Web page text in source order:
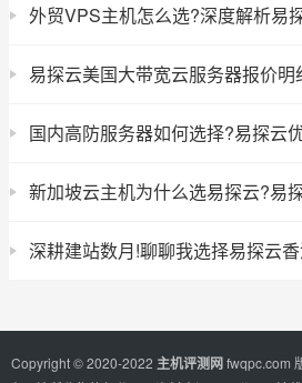
外贸VPS主机怎么选?深度解析易
易探云美国大带宽云服务器报价
Copyright © 2020-2022 主机评测网 fwqpc.com